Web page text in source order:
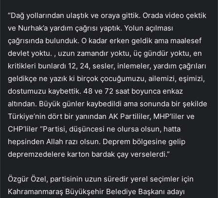
“Dağ yollarından ulaştık ve oraya gittik. Orada video çektik
ve Nurhak’a yardım çağrısı yaptık. Yolun açılması
çağrısında bulunduk. O kadar erken geldik ama maalesef
devlet yoktu. , uzun zamandır yoktu, üç gündür yoktu, en
kritikleri bunlardı 12, 24, sesler, inlemeler, yardım çağrıları
geldikçe ne yazık ki birçok çocuğumuzu, ailemizi, eşimizi,
dostumuzu kaybettik. 48 ve 72 saat boyunca enkaz
altından. Büyük günler kaybedildi ama sonunda bir şekilde
Türkiye’nin dört bir yanından AK Partililer, MHP’liler ve
CHP’liler “Partisi, düşüncesi ne olursa olsun, hatta
hepsinden Allah razı olsun. Deprem bölgesine gelip
depremzedelere karton bardak çay verselerdi.”
Özgür Özel, partisinin uzun süredir yerel seçimler için
Kahramanmaraş Büyükşehir Belediye Başkanı adayı